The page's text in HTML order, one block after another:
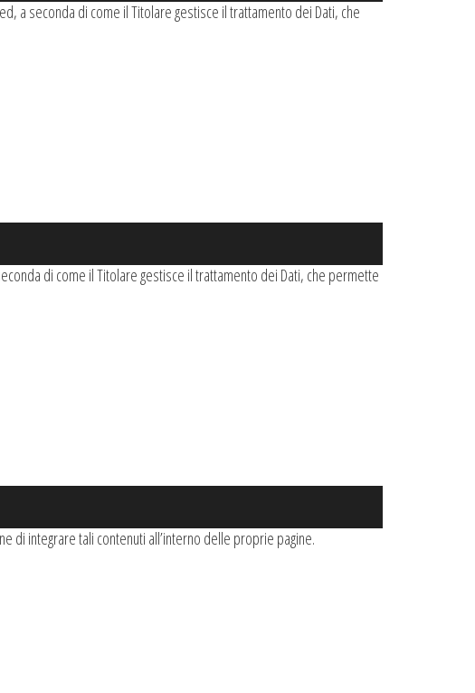
a seconda di come il Titolare gestisce il trattamento dei Dati, che
di come il Titolare gestisce il trattamento dei Dati, che permette
di integrare tali contenuti all’interno delle proprie pagine.